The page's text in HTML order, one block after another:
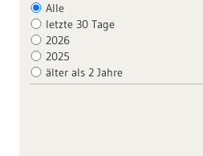
Alle
letzte 30 Tage
2026
2025
älter als 2 Jahre